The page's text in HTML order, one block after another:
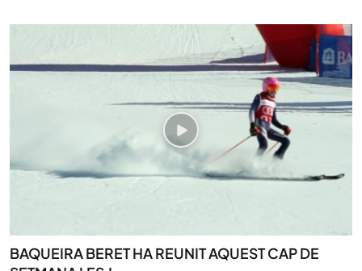
BAQUEIRA BERET HA REUNIT AQUEST CAP DE